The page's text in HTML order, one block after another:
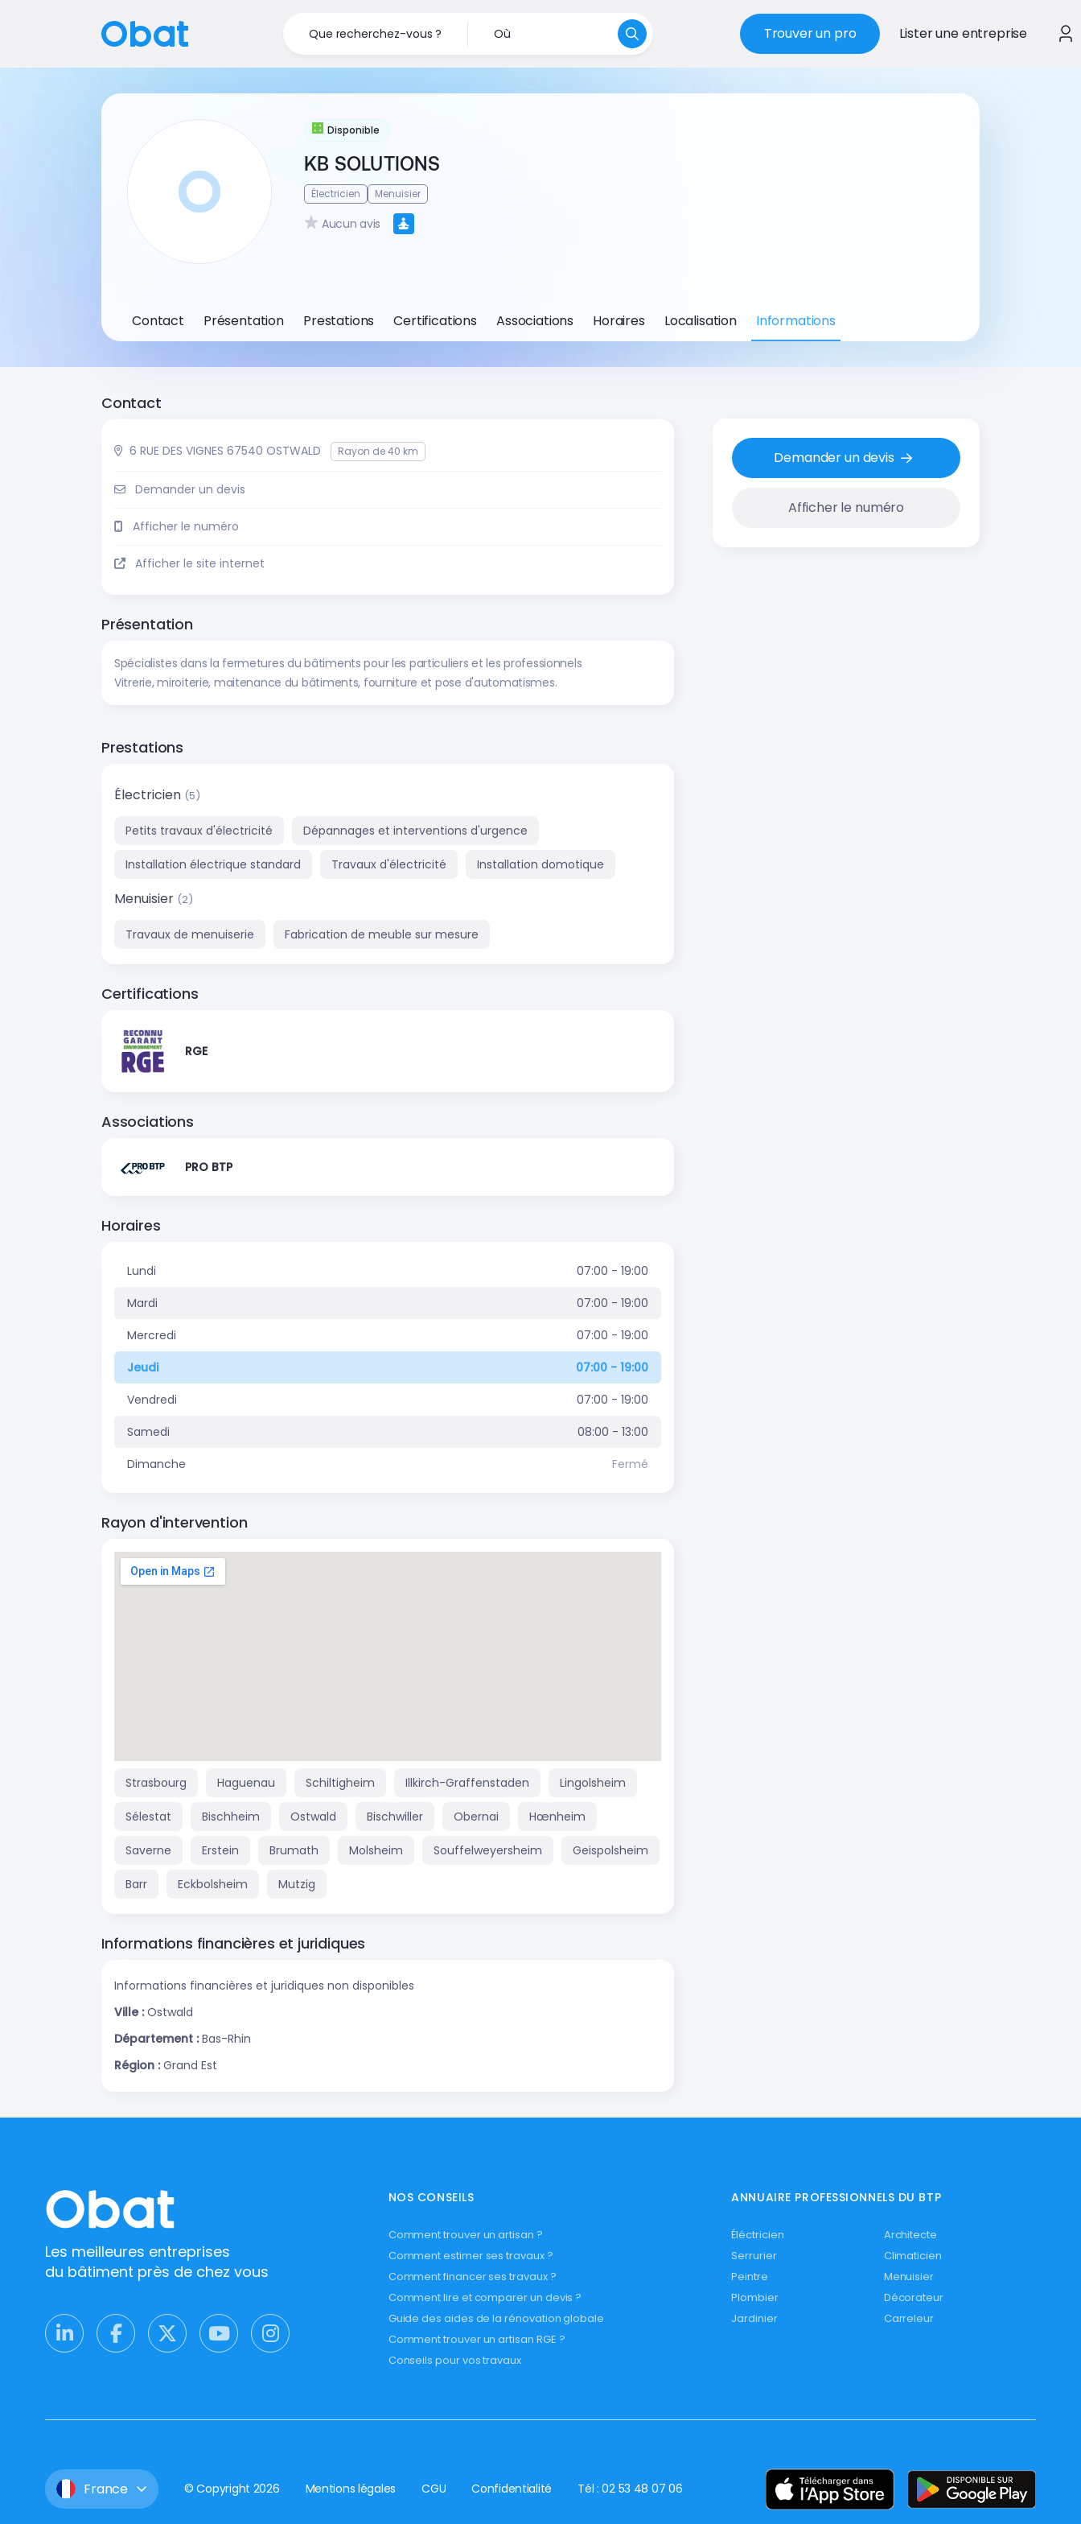
Que recherchez-vous ? Où Trouver un pro Lister une entreprise
Disponible
KB SOLUTIONS
Électricien Menuisier
Aucun avis
Contact Présentation Prestations Certifications Associations Horaires Localisation Informations
Contact
6 RUE DES VIGNES 67540 OSTWALD Rayon de 40 km
Demander un devis
Afficher le numéro
Afficher le site internet
Présentation
Spécialistes dans la fermetures du bâtiments pour les particuliers et les professionnels
Vitrerie, miroiterie, maitenance du bâtiments, fourniture et pose d'automatismes.
Prestations
Électricien (5)
Petits travaux d'électricité Dépannages et interventions d'urgence
Installation électrique standard Travaux d'électricité Installation domotique
Menuisier (2)
Travaux de menuiserie Fabrication de meuble sur mesure
Certifications
RGE
Associations
PRO BTP
Horaires
Lundi
07:00 - 19:00
Mardi
07:00 - 19:00
Mercredi
07:00 - 19:00
Jeudi
07:00 - 19:00
Vendredi
07:00 - 19:00
Samedi
08:00 - 13:00
Dimanche
Fermé
Rayon d'intervention
Strasbourg Haguenau Schiltigheim Illkirch-Graffenstaden Lingolsheim
Sélestat Bischheim Ostwald Bischwiller Obernai Hœnheim
Saverne Erstein Brumath Molsheim Souffelweyersheim Geispolsheim
Barr Eckbolsheim Mutzig
Informations financières et juridiques
Informations financières et juridiques non disponibles
Ville : Ostwald
Département : Bas-Rhin
Région : Grand Est
Demander un devis
Afficher le numéro
Les meilleures entreprises
du bâtiment près de chez vous
NOS CONSEILS
Comment trouver un artisan ?
Comment estimer ses travaux ?
Comment financer ses travaux ?
Comment lire et comparer un devis ?
Guide des aides de la rénovation globale
Comment trouver un artisan RGE ?
Conseils pour vos travaux
ANNUAIRE PROFESSIONNELS DU BTP
Éléctricien
Architecte
Serrurier
Climaticien
Peintre
Menuisier
Plombier
Décorateur
Jardinier
Carreleur
France © Copyright 2026 Mentions légales CGU Confidentialité Tél : 02 53 48 07 06